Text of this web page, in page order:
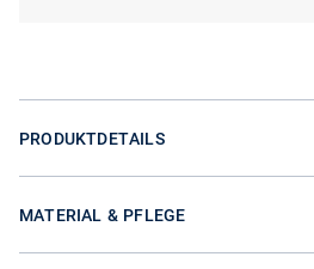
PRODUKTDETAILS
MATERIAL & PFLEGE